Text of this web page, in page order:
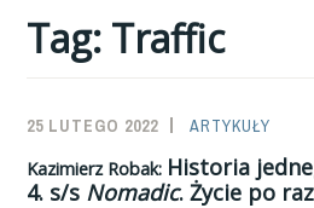
Tag: Traffic
25 LUTEGO 2022
SAILOR-
ADMIN
ARTYKUŁY
Kazimierz Robak: Historia
4. s/s Nomadic. Życie po